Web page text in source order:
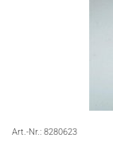
Art.-Nr.: 8280623